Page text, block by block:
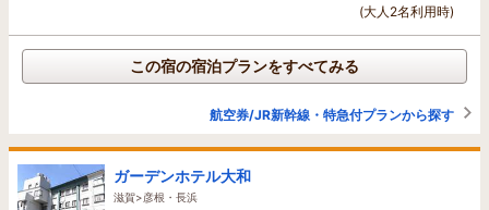
(大人2名利用時)
この宿の宿泊プランをすべてみる
航空券/JR新幹線・特急付プランから探す
ガーデンホテル大和
滋賀>彦根・長浜